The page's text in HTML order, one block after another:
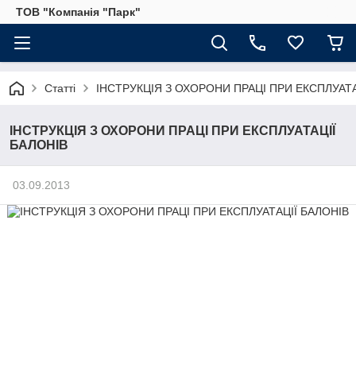
ТОВ "Компанія "Парк"
Статті ІНСТРУКЦІЯ З ОХОРОНИ ПРАЦІ ПРИ
ІНСТРУКЦІЯ З ОХОРОНИ ПРАЦІ ПРИ ЕКСПЛУАТАЦІЇ
БАЛОНІВ
03.09.2013